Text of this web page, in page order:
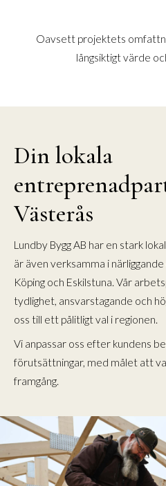
Oavsett projektets
långsiktigt värde
Din lokala
Västerås
Lundby Bygg AB har en stark
är även verksamma i
Köping och Eskilstuna. Vår
tydlighet, ansvarstagande och
oss till ett pålitligt val i regionen.
Vi anpassar oss efter kundens
förutsättningar, med målet att
framgång.